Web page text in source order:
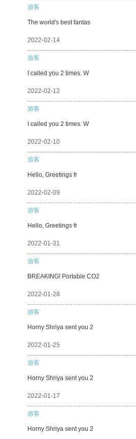
游客
The world's best fantas
2022-02-14
游客
I called you 2 times. W
2022-02-12
游客
I called you 2 times. W
2022-02-10
游客
Hello, Greetings fr
2022-02-09
游客
Hello, Greetings fr
2022-01-31
游客
BREAKING! Portable CO2
2022-01-28
游客
Horny Shriya sent you 2
2022-01-25
游客
Horny Shriya sent you 2
2022-01-17
游客
Horny Shriya sent you 2